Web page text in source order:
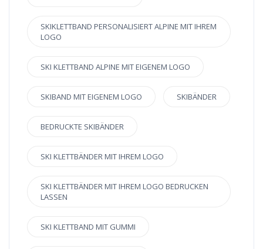
SKIKLETTBAND PERSONALISIERT ALPINE MIT IHREM
LOGO
SKI KLETTBAND ALPINE MIT EIGENEM LOGO
SKIBAND MIT EIGENEM LOGO SKIBÄNDER
BEDRUCKTE SKIBÄNDER
SKI KLETTBÄNDER MIT IHREM LOGO
SKI KLETTBÄNDER MIT IHREM LOGO BEDRUCKEN
LASSEN
SKI KLETTBAND MIT GUMMI